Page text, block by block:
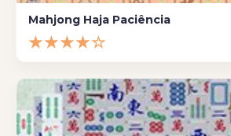
Mahjong Haja Paciência
★★★★☆